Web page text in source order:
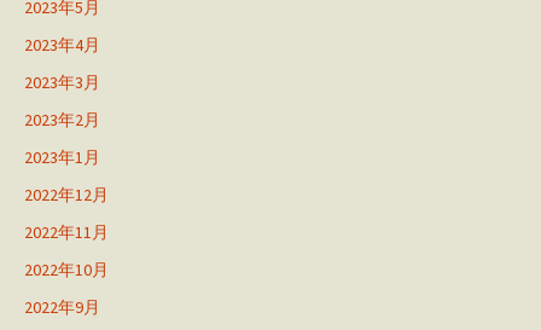
2023年5月
2023年4月
2023年3月
2023年2月
2023年1月
2022年12月
2022年11月
2022年10月
2022年9月